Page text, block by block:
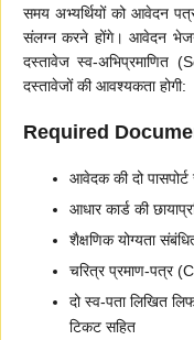
समय अभ्यर्थियों को आवेदन
संलग्न करने होंगे। आवेदन
दस्तावेज स्व-अभिप्रमाणित
दस्तावेजों की आवश्यकता होगी:
Required
आवेदक की दो
आधार कार्ड की
शैक्षणिक योग्यता
चरित्र प्रमाण-पत्र
दो स्व-पता लिखित
टिकट सहित